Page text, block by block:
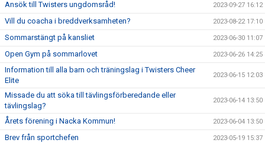
Ansök till Twisters ungdomsråd! 2023-09-27 16:12
Vill du coacha i breddverksamheten? 2023-08-22 17:10
Sommarstängt på kansliet 2023-06-30 11:07
Open Gym på sommarlovet 2023-06-26 14:25
Information till alla barn och träningslag i Twisters Cheer
Elite
2023-06-15 12:03
Missade du att söka till tävlingsförberedande eller
tävlingslag?
2023-06-14 13:50
Årets förening i Nacka Kommun! 2023-06-04 13:50
Brev från sportchefen 2023-05-19 15:37